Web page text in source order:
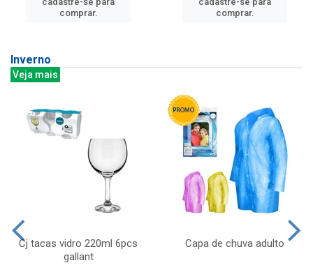
comprar.
comprar.
Inverno
Veja mais
Cj tacas vidro 220ml 6pcs
gallant
Capa de chuva adulto